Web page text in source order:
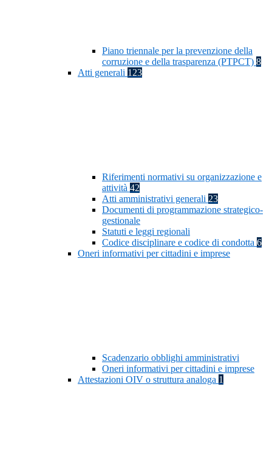
Piano triennale per la prevenzione della
corruzione e della trasparenza (PTPCT) 8
Atti generali 123
Riferimenti normativi su organizzazione e
attività 42
Atti amministrativi generali 23
Documenti di programmazione strategico-
gestionale
Statuti e leggi regionali
Codice disciplinare e codice di condotta 6
Oneri informativi per cittadini e imprese
Scadenzario obblighi amministrativi
Oneri informativi per cittadini e imprese
Attestazioni OIV o struttura analoga 1